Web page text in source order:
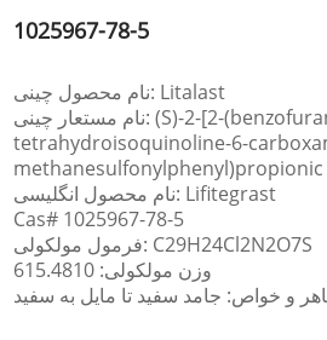
1025967-78-5
نام محصول چینی: Litalast
نام مستعار چینی: (S)-2-[2-(benzofuran-6-carbonyl)-5،7-dichloro-1،2،3،4-
tetrahydroisoquinoline-6-
methanesulfonylphenyl)propionic
نام محصول انگلیسی: Lifitegrast
Cas# 1025967-78-5
فرمول مولکولی: C29H24Cl2N2O7S
وزن مولکولی: 615.4810
و خواص: جامد سفید تا مایل به سفید